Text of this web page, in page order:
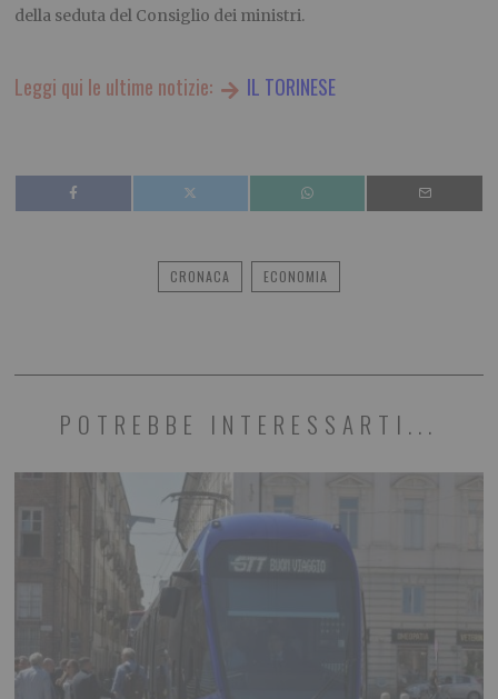
della seduta del Consiglio dei ministri.
Leggi qui le ultime notizie: IL TORINESE
CRONACA ECONOMIA
POTREBBE INTERESSARTI...